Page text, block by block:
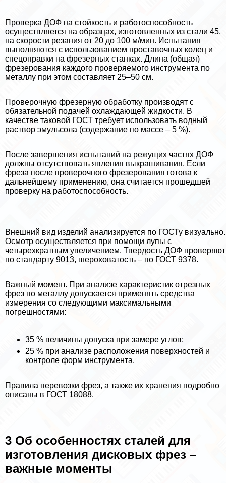
Проверка ДОФ на стойкость и работоспособность
осуществляется на образцах, изготовленных из стали 45,
на скорости резания от 20 до 100 м/мин. Испытания
выполняются с использованием проставочных колец и
спецоправки на фрезерных станках. Длина (общая)
фрезерования каждого проверяемого инструмента по
металлу при этом составляет 25–50 см.
Проверочную фрезерную обработку производят с
обязательной подачей охлаждающей жидкости. В
качестве таковой ГОСТ требует использовать водный
раствор эмульсола (содержание по массе – 5 %).
После завершения испытаний на режущих частях ДОФ
должны отсутствовать явления выкрашивания. Если
фреза после проверочного фрезерования готова к
дальнейшему применению, она считается прошедшей
проверку на работоспособность.
Внешний вид изделий анализируется по ГОСТу визуально.
Осмотр осуществляется при помощи лупы с
четырехкратным увеличением. Твердость ДОФ проверяют
по стандарту 9013, шероховатость – по ГОСТ 9378.
Важный момент. При анализе хаpaктеристик отрезных
фрез по металлу допускается применять средства
измерения со следующими максимальными
погрешностями:
35 % величины допуска при замере углов;
25 % при анализе расположения поверхностей и
контроле форм инструмента.
Правила перевозки фрез, а также их хранения подробно
описаны в ГОСТ 18088.
3 Об особенностях сталей для
изготовления дисковых фрез –
важные моменты